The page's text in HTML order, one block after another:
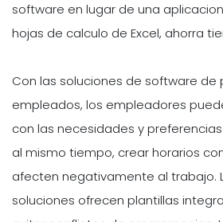
software en lugar de una
hojas de calculo de Excel, ahorra
Con las soluciones de software de
empleados, los empleadores
con las necesidades y
al mismo tiempo, crear horarios
afecten negativamente al trabajo.
soluciones ofrecen plantillas